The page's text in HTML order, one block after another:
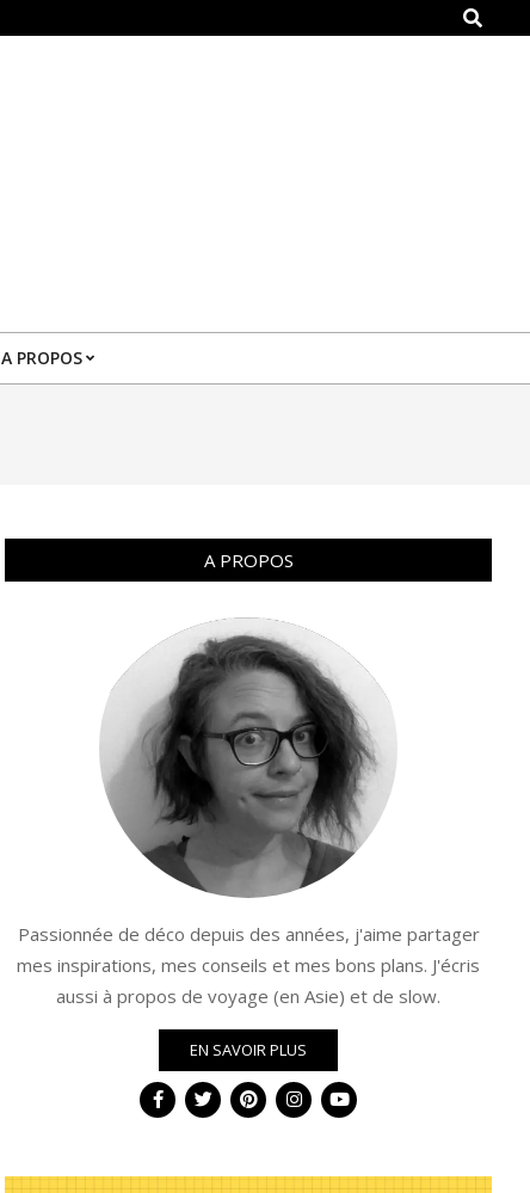
Search
A PROPOS
A PROPOS
Passionnée de déco depuis des années, j'aime partager
mes inspirations, mes conseils et mes bons plans. J'écris
aussi à propos de voyage (en Asie) et de slow.
EN SAVOIR PLUS